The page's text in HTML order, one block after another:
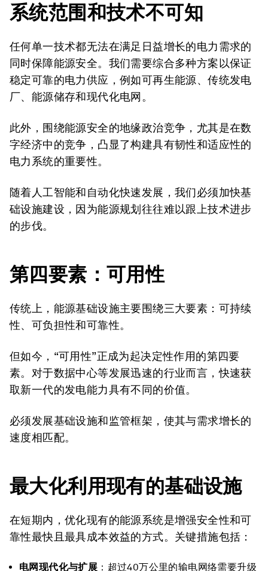
系统范围和技术不可知
任何单一技术都无法在满足日益增长的电力需求的
同时保障能源安全。我们需要综合多种方案以保证
稳定可靠的电力供应，例如可再生能源、传统发电
厂、能源储存和现代化电网。
此外，围绕能源安全的地缘政治竞争，尤其是在数
字经济中的竞争，凸显了构建具有韧性和适应性的
电力系统的重要性。
随着人工智能和自动化快速发展，我们必须加快基
础设施建设，因为能源规划往往难以跟上技术进步
的步伐。
第四要素：可用性
传统上，能源基础设施主要围绕三大要素：可持续
性、可负担性和可靠性。
但如今，“可用性”正成为起决定性作用的第四要
素。对于数据中心等发展迅速的行业而言，快速获
取新一代的发电能力具有不同的价值。
必须发展基础设施和监管框架，使其与需求增长的
速度相匹配。
最大化利用现有的基础设施
在短期内，优化现有的能源系统是增强安全性和可
靠性最快且最具成本效益的方式。关键措施包括：
电网现代化与扩展 ：超过40万公里的输电网络需要升级